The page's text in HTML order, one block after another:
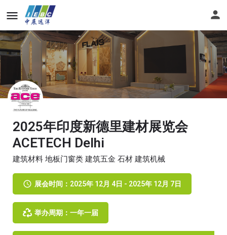
2025年印度新德里建材展览会
ACETECH Delhi
建筑材料 地板门窗类 建筑五金 石材 建筑机械
展会时间：2025年 12月 4日 - 2025年 12月 7日
举办周期：一年一届